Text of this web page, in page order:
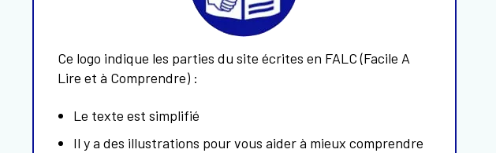
Ce logo indique les parties du site écrites en FALC (Facile A
Lire et à Comprendre) :
Le texte est simplifié
Il y a des illustrations pour vous aider à mieux comprendre